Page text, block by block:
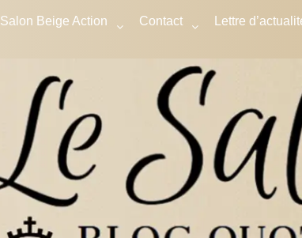
Salon Beige Action Contact Lettre